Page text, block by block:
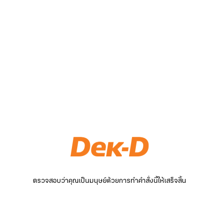
ตรวจสอบว่าคุณเป็นมนุษย์ด้วยการทำคำสั่งนี้ให้เสร็จสิ้น